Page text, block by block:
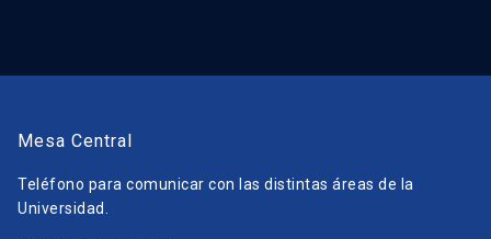
Mesa Central
Teléfono para comunicar con las distintas áreas de la
Universidad.